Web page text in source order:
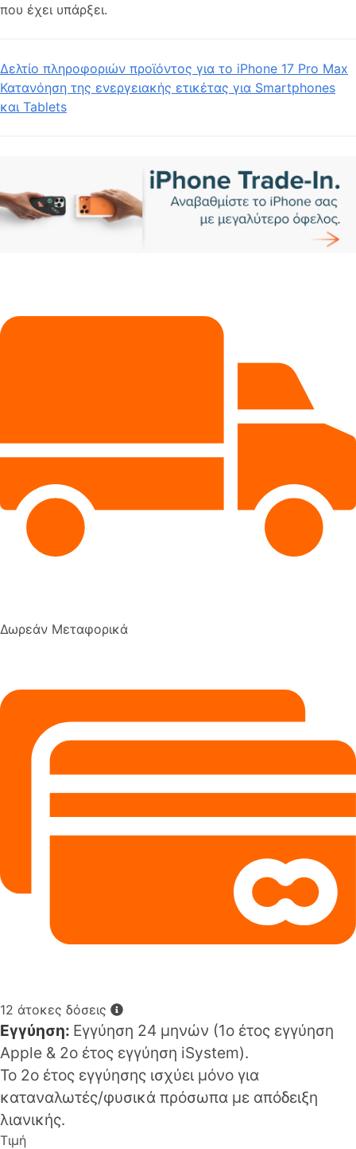
που έχει υπάρξει.
Δελτίο πληροφοριών προϊόντος για το iPhone 17 Pro Max
Κατανόηση της ενεργειακής ετικέτας για Smartphones
και Tablets
Δωρεάν Μεταφορικά
12 άτοκες δόσεις
Εγγύηση: Εγγύηση 24 μηνών (1o έτος εγγύηση
Apple & 2ο έτος εγγύηση iSystem).
Το 2ο έτος εγγύησης ισχύει μόνο για
καταναλωτές/φυσικά πρόσωπα με απόδειξη
λιανικής.
Τιμή